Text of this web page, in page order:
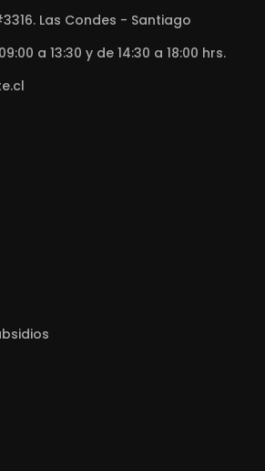
Las Condes - Santiago
a 13:30 y de 14:30 a 18:00 hrs.